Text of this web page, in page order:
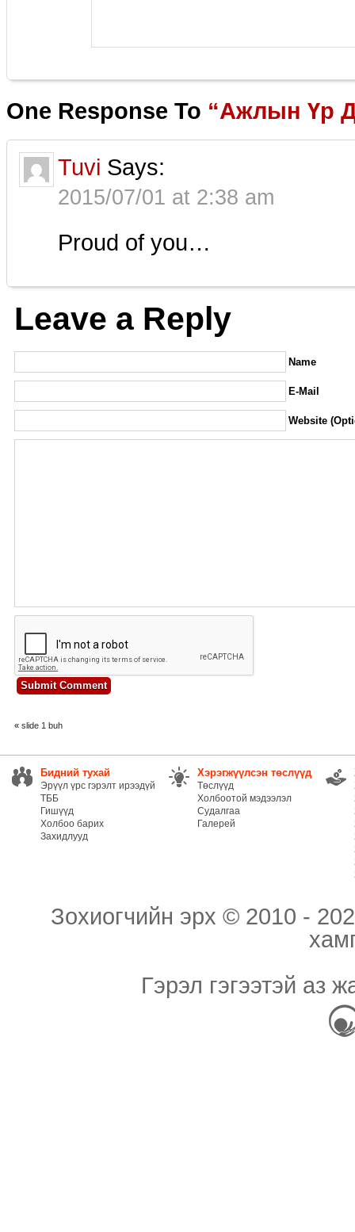
One Response To “Ажлын Үр
Tuvi Says:
2015/07/01 at 2:38 am
Proud of you…
Leave a Reply
Name
E-Mail
Website
« slide 1 buh
Бидний тухай
Эрүүл үрс гэрэлт ирээдүй
ТББ
Гишүүд
Холбоо барих
Захидлууд
Хэрэгжүүлсэн төслүүд
Төслүүд
Холбоотой мэдээлэл
Судалгаа
Галерей
Зохиогчийн эрх © 2010 -
Гэрэл гэгээтэй аз